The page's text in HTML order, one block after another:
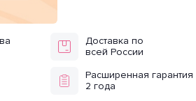
Доставка по
всей России
Расширенная гарантия
2 года